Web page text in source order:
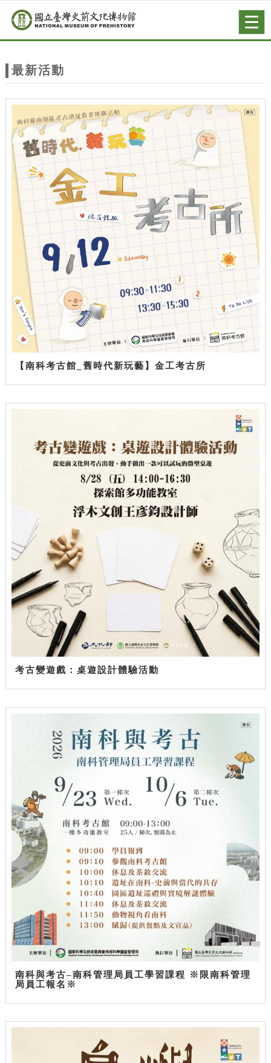
站
主
題
跳到主要內容
網站導覽
最新活動
【南科考古館_舊時代新玩藝】金工考古所
考古變遊戲：桌遊設計體驗活動
南科與考古–南科管理局員工學習課程 ※限南科管理
局員工報名※